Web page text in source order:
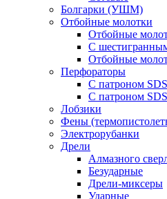
Болгарки (УШМ)
Отбойные молотки
Отбойные
С
Отбойные
Перфораторы
С патроном
С патроном
Лобзики
Фены
Электрорубанки
Дрели
Алмазного
Безударные
Дрели-миксеры
Ударные